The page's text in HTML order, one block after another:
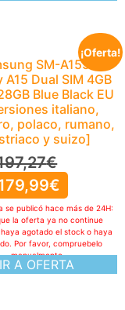
¡Oferta!
SM-A155F
A15 Dual SIM 4GB
Blue Black EU
italiano,
polaco, rumano,
y suizo]
€
€
IR A OFERTA
se publicó hace más de 24H:
la oferta ya no continue
agotado el stock o haya
Por favor, compruebelo
manualmente